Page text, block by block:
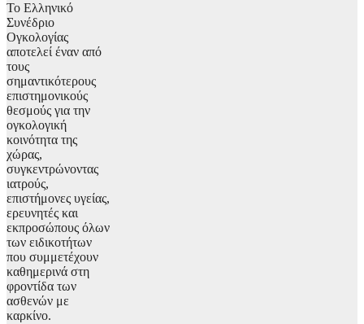
Το Ελληνικό
Συνέδριο
Ογκολογίας
αποτελεί έναν από
τους
σημαντικότερους
επιστημονικούς
θεσμούς για την
ογκολογική
κοινότητα της
χώρας,
συγκεντρώνοντας
ιατρούς,
επιστήμονες υγείας,
ερευνητές και
εκπροσώπους όλων
των ειδικοτήτων
που συμμετέχουν
καθημερινά στη
φροντίδα των
ασθενών με
καρκίνο.